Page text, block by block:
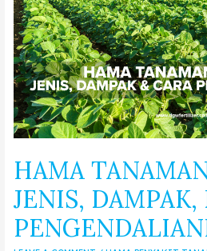
HAMA
JENIS, DAMPAK,